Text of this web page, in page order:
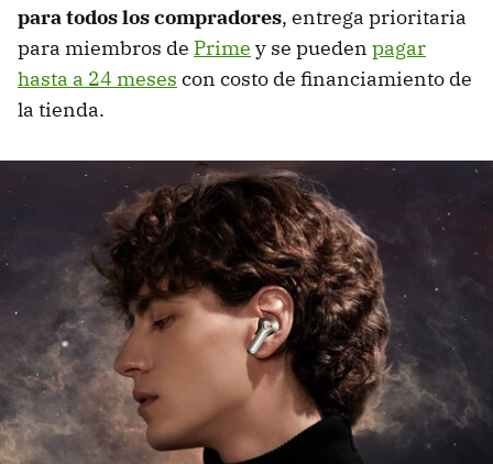
para todos los compradores, entrega prioritaria
para miembros de Prime y se pueden pagar
hasta a 24 meses con costo de financiamiento de
la tienda.